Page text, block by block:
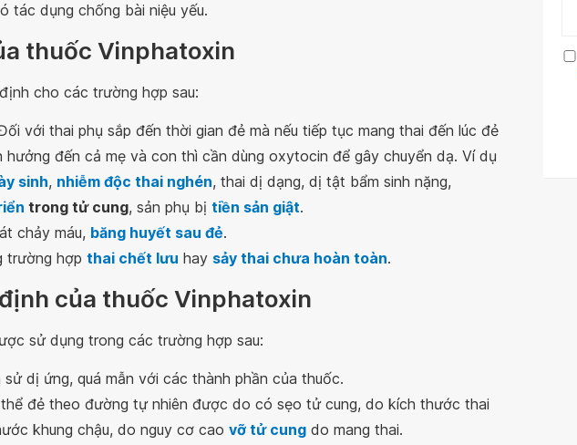
tác dụng chống bài niệu yếu.
thuốc Vinphatoxin
cho các trường hợp sau:
với thai phụ sắp đến thời gian đẻ mà nếu tiếp tục mang thai đến lúc đẻ
hưởng đến cả mẹ và con thì cần dùng oxytocin để gây chuyển dạ. Ví dụ
sinh, nhiễm độc thai nghén, thai dị dạng, dị tật bẩm sinh nặng,
trong tử cung, sản phụ bị tiền sản giật.
chảy máu, băng huyết sau đẻ.
trường hợp thai chết lưu hay sảy thai chưa hoàn toàn.
của thuốc Vinphatoxin
sử dụng trong các trường hợp sau:
sử dị ứng, quá mẫn với các thành phần của thuốc.
đẻ theo đường tự nhiên được do có sẹo tử cung, do kích thước thai
khung chậu, do nguy cơ cao vỡ tử cung do mang thai.